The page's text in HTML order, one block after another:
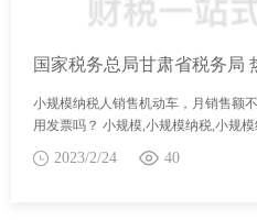
小规模纳税人销售机动车，月销售额
用发票吗？ 小规模,小规模纳税,小规模
2023/2/24 40